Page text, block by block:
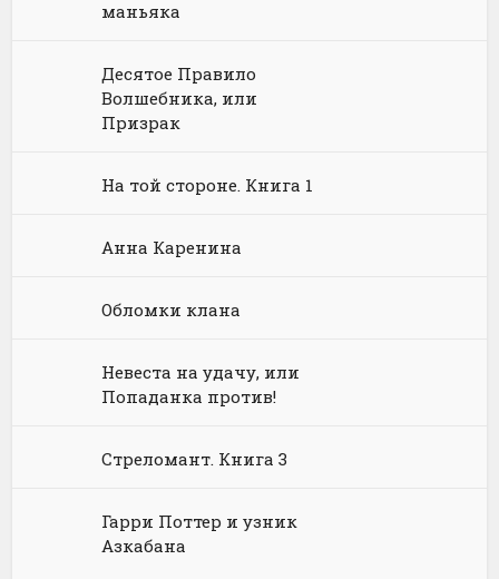
Юриспруденция, право
Языкознание
Научная фантастика
Попаданцы
Социальная фантастика
Любовное фэнтези
Русское фэнтези
Ужасы и Мистика
маньяка
Десятое Правило
Волшебника, или
Призрак
На той стороне. Книга 1
Анна Каренина
Обломки клана
Невеста на удачу, или
Попаданка против!
Стреломант. Книга 3
Гарри Поттер и узник
Азкабана